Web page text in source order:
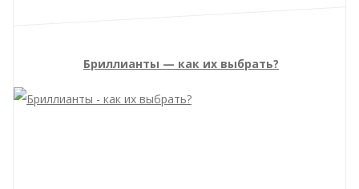
Бриллианты — как их выбрать?